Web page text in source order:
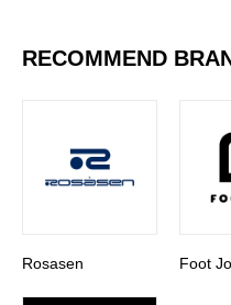
RECOMMEND
Rosasen Foot